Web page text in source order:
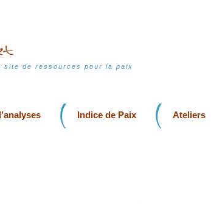
site de ressources pour la paix
Indice de Paix Ateliers